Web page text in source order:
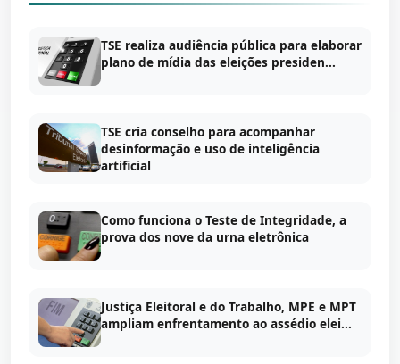
TSE realiza audiência pública para elaborar
plano de mídia das eleições presiden...
TSE cria conselho para acompanhar
desinformação e uso de inteligência
artificial
Como funciona o Teste de Integridade, a
prova dos nove da urna eletrônica
Justiça Eleitoral e do Trabalho, MPE e MPT
ampliam enfrentamento ao assédio elei...